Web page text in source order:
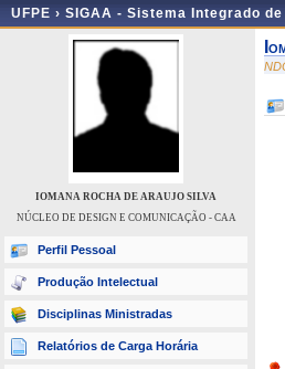
UFPE › SIGAA - Sistema Integrado
IOMANA ROCHA DE ARAUJO SILVA
NÚCLEO DE DESIGN E COMUNICAÇÃO - CAA
Perfil Pessoal
Produção Intelectual
Disciplinas Ministradas
Relatórios de Carga Horária